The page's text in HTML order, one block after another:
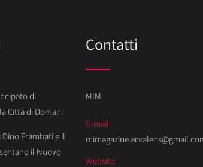
di
Città di Domani
Dino Frambati e il
il Nuovo
Contatti
MIM
E-mail:
Website: